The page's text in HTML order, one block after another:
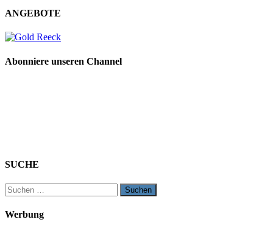
ANGEBOTE
Abonniere unseren Channel
SUCHE
Suchen
nach:
Werbung